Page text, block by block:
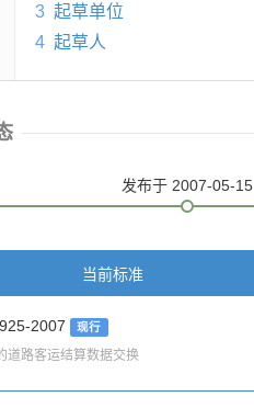
3 起草单位
4 起草人
发布于 2007-05-15
当前标准
2007 现行
道路客运结算数据交换